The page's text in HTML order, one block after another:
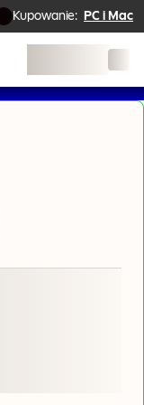
Kupowanie: PC i Mac